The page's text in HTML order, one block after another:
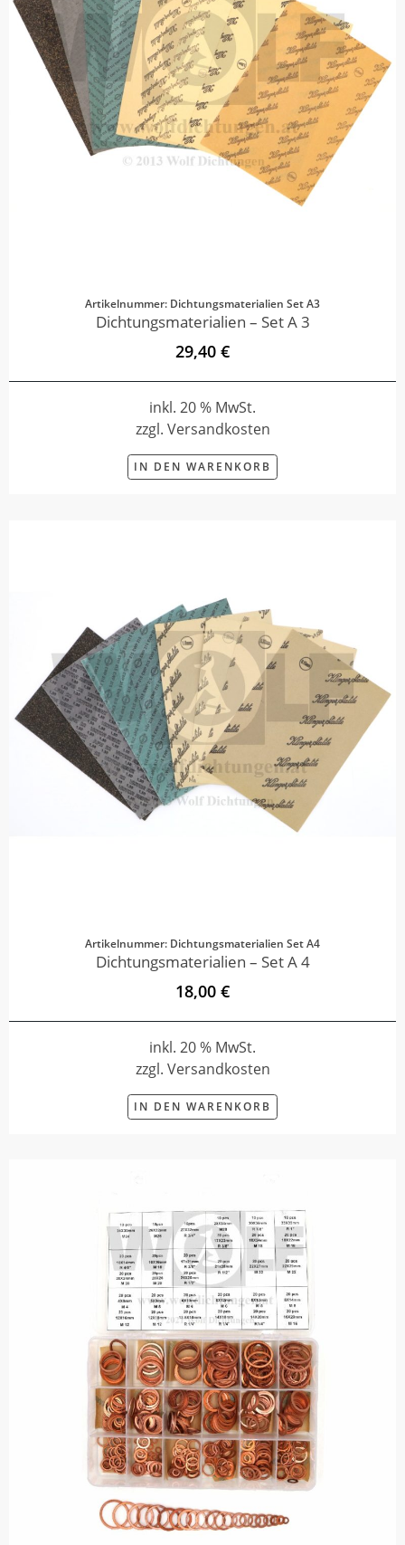
Artikelnummer: Dichtungsmaterialien Set A3
Dichtungsmaterialien – Set A 3
29,40 €
inkl. 20 % MwSt.
zzgl. Versandkosten
IN DEN WARENKORB
Artikelnummer: Dichtungsmaterialien Set A4
Dichtungsmaterialien – Set A 4
18,00 €
inkl. 20 % MwSt.
zzgl. Versandkosten
IN DEN WARENKORB